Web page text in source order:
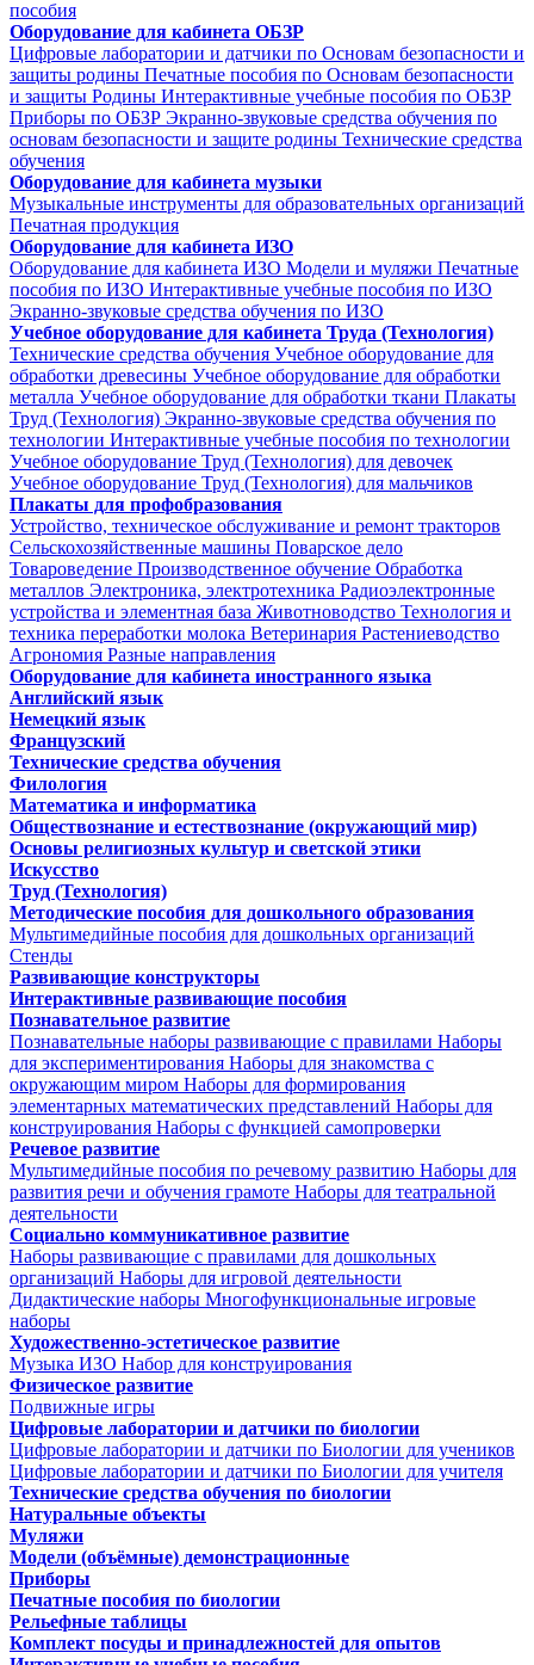
пособия
Оборудование для кабинета ОБЗР
Цифровые лаборатории и датчики по Основам безопасности и
защиты родины Печатные пособия по Основам безопасности
и защиты Родины Интерактивные учебные пособия по ОБЗР
Приборы по ОБЗР Экранно-звуковые средства обучения по
основам безопасности и защите родины Технические средства
обучения
Оборудование для кабинета музыки
Музыкальные инструменты для образовательных организаций
Печатная продукция
Оборудование для кабинета ИЗО
Оборудование для кабинета ИЗО Модели и муляжи Печатные
пособия по ИЗО Интерактивные учебные пособия по ИЗО
Экранно-звуковые средства обучения по ИЗО
Учебное оборудование для кабинета Труда (Технология)
Технические средства обучения Учебное оборудование для
обработки древесины Учебное оборудование для обработки
металла Учебное оборудование для обработки ткани Плакаты
Труд (Технология) Экранно-звуковые средства обучения по
технологии Интерактивные учебные пособия по технологии
Учебное оборудование Труд (Технология) для девочек
Учебное оборудование Труд (Технология) для мальчиков
Плакаты для профобразования
Устройство, техническое обслуживание и ремонт тракторов
Сельскохозяйственные машины Поварское дело
Товароведение Производственное обучение Обработка
металлов Электроника, электротехника Радиоэлектронные
устройства и элементная база Животноводство Технология и
техника переработки молока Ветеринария Растениеводство
Агрономия Разные направления
Оборудование для кабинета иностранного языка
Английский язык
Немецкий язык
Французский
Технические средства обучения
Филология
Математика и информатика
Обществознание и естествознание (окружающий мир)
Основы религиозных культур и светской этики
Искусство
Труд (Технология)
Методические пособия для дошкольного образования
Мультимедийные пособия для дошкольных организаций
Стенды
Развивающие конструкторы
Интерактивные развивающие пособия
Познавательное развитие
Познавательные наборы развивающие с правилами Наборы
для экспериментирования Наборы для знакомства с
окружающим миром Наборы для формирования
элементарных математических представлений Наборы для
конструирования Наборы с функцией самопроверки
Речевое развитие
Мультимедийные пособия по речевому развитию Наборы для
развития речи и обучения грамоте Наборы для театральной
деятельности
Социально коммуникативное развитие
Наборы развивающие с правилами для дошкольных
организаций Наборы для игровой деятельности
Дидактические наборы Многофункциональные игровые
наборы
Художественно-эстетическое развитие
Музыка ИЗО Набор для конструирования
Физическое развитие
Подвижные игры
Цифровые лаборатории и датчики по биологии
Цифровые лаборатории и датчики по Биологии для учеников
Цифровые лаборатории и датчики по Биологии для учителя
Технические средства обучения по биологии
Натуральные объекты
Муляжи
Модели (объёмные) демонстрационные
Приборы
Печатные пособия по биологии
Рельефные таблицы
Комплект посуды и принадлежностей для опытов